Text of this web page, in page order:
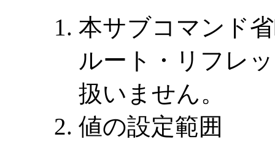
本サブコマンド
ルート・リフレ
扱いません。
値の設定範囲